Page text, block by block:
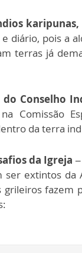
karipunas,
diário, pois a
terras já
Conselho
na Comissão
da terra
da Igreja
extintos da
fazem